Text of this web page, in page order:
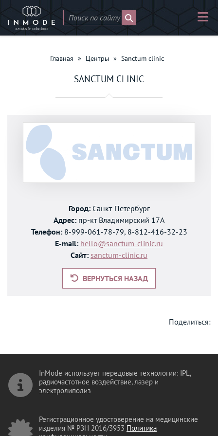
Главная » Центры » Sanctum clinic
SANCTUM CLINIC
Город:Санкт-Петербург
Адрес: пр-кт Владимирский 17А
Телефон:8-999-061-78-79, 8-812-416-32-23
E-mail: hello@sanctum-clinic.ru
Сайт: sanctum-clinic.ru
ВЕРНУТЬСЯ НАЗАД
Поделиться:
InMode использует передовые технологии: IPL,
радиочастотное воздействие, лазер и
электролиполиз
Регистрационное удостоверение на медицинские
изделия № РЗН 2016/3953 Политика